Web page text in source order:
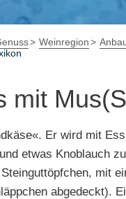
Weinregion
mit
Er wird mit
etwas Knoblauch
mit
abgedeckt).